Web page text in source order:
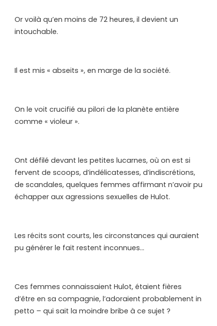
Or voilà qu’en moins de 72 heures, il devient un
intouchable.
Il est mis « abseits », en marge de la société.
On le voit crucifié au pilori de la planète entière
comme « violeur ».
Ont défilé devant les petites lucarnes, où on est si
fervent de scoops, d’indélicatesses, d’indiscrétions,
de scandales, quelques femmes affirmant n’avoir pu
échapper aux agressions sexuelles de Hulot.
Les récits sont courts, les circonstances qui auraient
pu générer le fait restent inconnues…
Ces femmes connaissaient Hulot, étaient fières
d’être en sa compagnie, l’adoraient probablement in
petto – qui sait la moindre bribe à ce sujet ?